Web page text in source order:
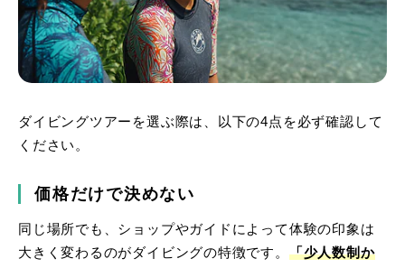
ダイビングツアーを選ぶ際は、以下の4点を必ず確認して
ください。
価格だけで決めない
同じ場所でも、ショップやガイドによって体験の印象は
大きく変わるのがダイビングの特徴です。 「少人数制か